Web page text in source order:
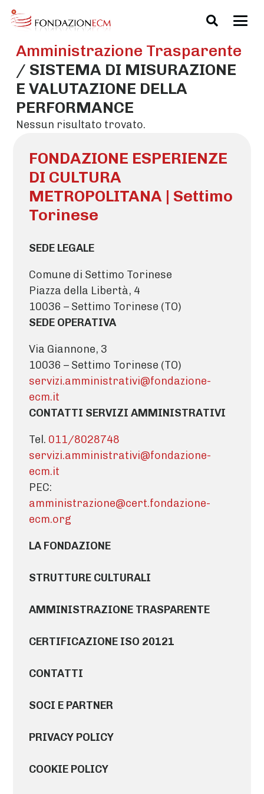
Amministrazione Trasparente
/ SISTEMA DI MISURAZIONE
E VALUTAZIONE DELLA
PERFORMANCE
Nessun risultato trovato.
FONDAZIONE ESPERIENZE
DI CULTURA
METROPOLITANA | Settimo
Torinese
SEDE LEGALE
Comune di Settimo Torinese
Piazza della Libertà, 4
10036 – Settimo Torinese (TO)
SEDE OPERATIVA
Via Giannone, 3
10036 – Settimo Torinese (TO)
servizi.amministrativi@fondazione-
ecm.it
CONTATTI SERVIZI AMMINISTRATIVI
Tel. 011/8028748
servizi.amministrativi@fondazione-
ecm.it
PEC:
amministrazione@cert.fondazione-
ecm.org
LA FONDAZIONE
STRUTTURE CULTURALI
AMMINISTRAZIONE TRASPARENTE
CERTIFICAZIONE ISO 20121
CONTATTI
SOCI E PARTNER
PRIVACY POLICY
COOKIE POLICY